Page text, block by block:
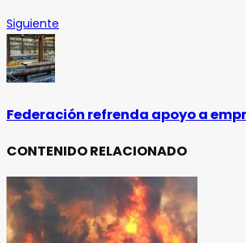
Siguiente
Federación refrenda apoyo a
CONTENIDO RELACIONADO